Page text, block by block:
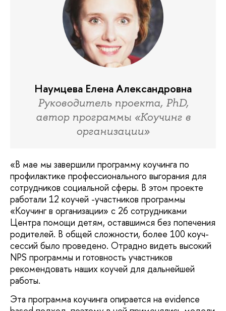
Наумцева Елена Александровна
Руководитель проекта, PhD,
автор программы «Коучинг в
организации»
«В мае мы завершили программу коучинга по
профилактике профессионального выгорания для
сотрудников социальной сферы. В этом проекте
работали 12 коучей -участников программы
«Коучинг в организации» с 26 сотрудниками
Центра помощи детям, оставшимся без попечения
родителей. В общей сложности, более 100 коуч-
сессий было проведено. Отрадно видеть высокий
NPS программы и готовность участников
рекомендовать наших коучей для дальнейшей
работы.
Эта программа коучинга опирается на evidence